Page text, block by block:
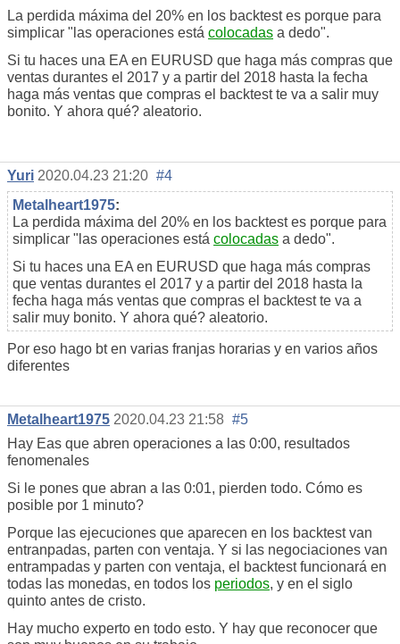
La perdida máxima del 20% en los backtest es porque para
simplicar "las operaciones está colocadas a dedo".
Si tu haces una EA en EURUSD que haga más compras que
ventas durantes el 2017 y a partir del 2018 hasta la fecha
haga más ventas que compras el backtest te va a salir muy
bonito. Y ahora qué? aleatorio.
Yuri 2020.04.23 21:20 #4
Metalheart1975:
La perdida máxima del 20% en los backtest es porque para
simplicar "las operaciones está colocadas a dedo".
Si tu haces una EA en EURUSD que haga más compras
que ventas durantes el 2017 y a partir del 2018 hasta la
fecha haga más ventas que compras el backtest te va a
salir muy bonito. Y ahora qué? aleatorio.
Por eso hago bt en varias franjas horarias y en varios años
diferentes
Metalheart1975 2020.04.23 21:58 #5
Hay Eas que abren operaciones a las 0:00, resultados
fenomenales
Si le pones que abran a las 0:01, pierden todo. Cómo es
posible por 1 minuto?
Porque las ejecuciones que aparecen en los backtest van
entranpadas, parten con ventaja. Y si las negociaciones van
entrampadas y parten con ventaja, el backtest funcionará en
todas las monedas, en todos los periodos, y en el siglo
quinto antes de cristo.
Hay mucho experto en todo esto. Y hay que reconocer que